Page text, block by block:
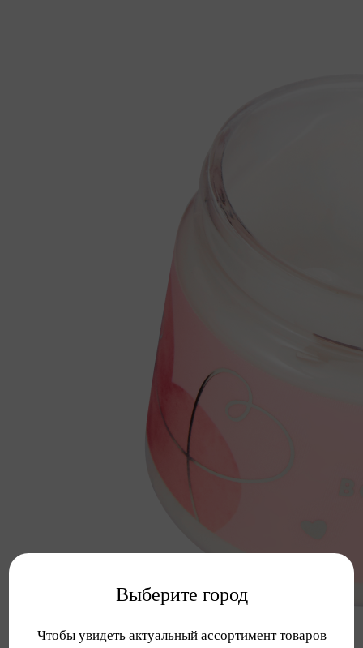
Выберите город
Чтобы увидеть актуальный ассортимент товаров